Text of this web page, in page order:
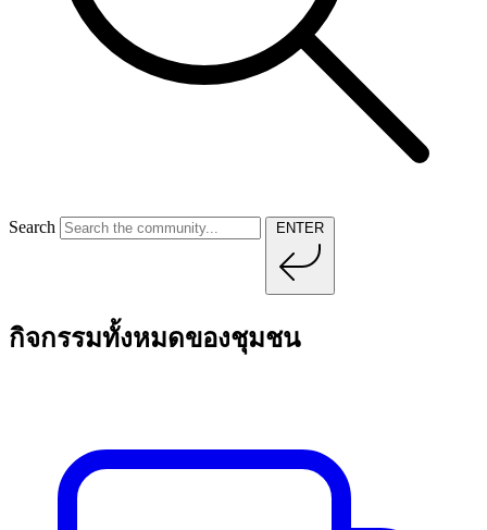
Search ENTER
กิจกรรมทั้งหมดของชุมชน